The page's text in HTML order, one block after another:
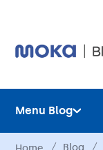
Layanan
Menu Blog
Blog